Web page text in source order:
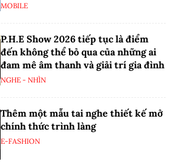
MOBILE
P.H.E Show 2026 tiếp tục là điểm
đến không thể bỏ qua của những ai
đam mê âm thanh và giải trí gia đình
NGHE - NHÌN
Thêm một mẫu tai nghe thiết kế mở
chính thức trình làng
E-FASHION